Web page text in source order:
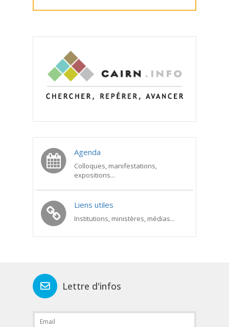
Agenda
Colloques, manifestations,
expositions...
Liens utiles
Institutions, ministères, médias...
Lettre d'infos